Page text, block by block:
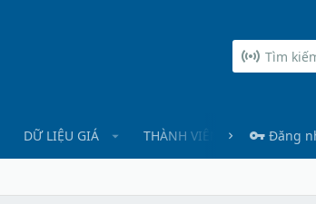
DỮ LIỆU GIÁ THÀNH VIÊN Đăng